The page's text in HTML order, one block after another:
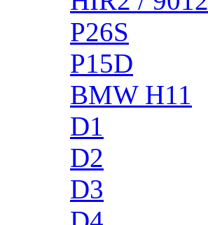
P26S
P15D
BMW H11
D1
D2
D3